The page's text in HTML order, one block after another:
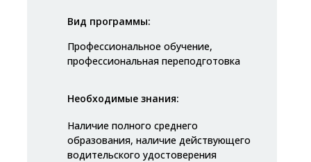
Наличие полного среднего
образования, наличие действующего
водительского удостоверения
Необходимые знания:
Профессиональное обучение,
профессиональная переподготовка
Вид программы: